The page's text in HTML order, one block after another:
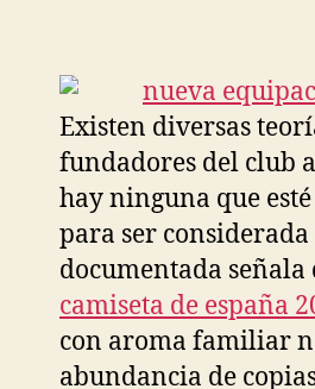
Existen diversas
fundadores del club
hay ninguna que
para ser
documentada señala
camiseta de españa
con aroma familiar
abundancia de